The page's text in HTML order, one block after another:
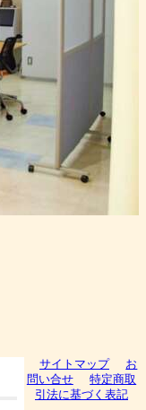
サイトマップ
お
問い合せ
特定商取
引法に基づく表記